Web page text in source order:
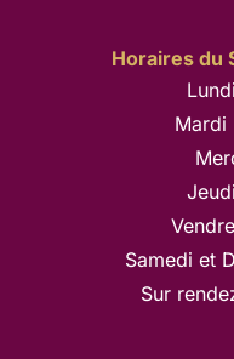
Horaires du
Mardi
Samedi et
Sur